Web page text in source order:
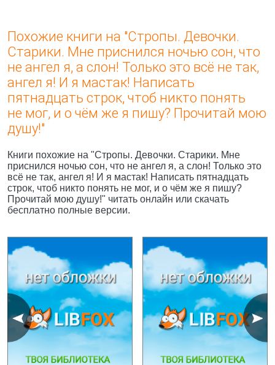
Похожие книги на "Стропы. Девочки.
Старики. Мне приснился ночью сон, что
не ангел я, а слон! Только это всё не так,
ангел я! И я мастак! Написать
пятнадцать строк, чтоб никто понять
не мог, и о чём же я пишу? Прочитай мою
душу!"
Книги похожие на "Стропы. Девочки. Старики. Мне
приснился ночью сон, что не ангел я, а слон! Только это
всё не так, ангел я! И я мастак! Написать пятнадцать
строк, чтоб никто понять не мог, и о чём же я пишу?
Прочитай мою душу!" читать онлайн или скачать
бесплатно полные версии.